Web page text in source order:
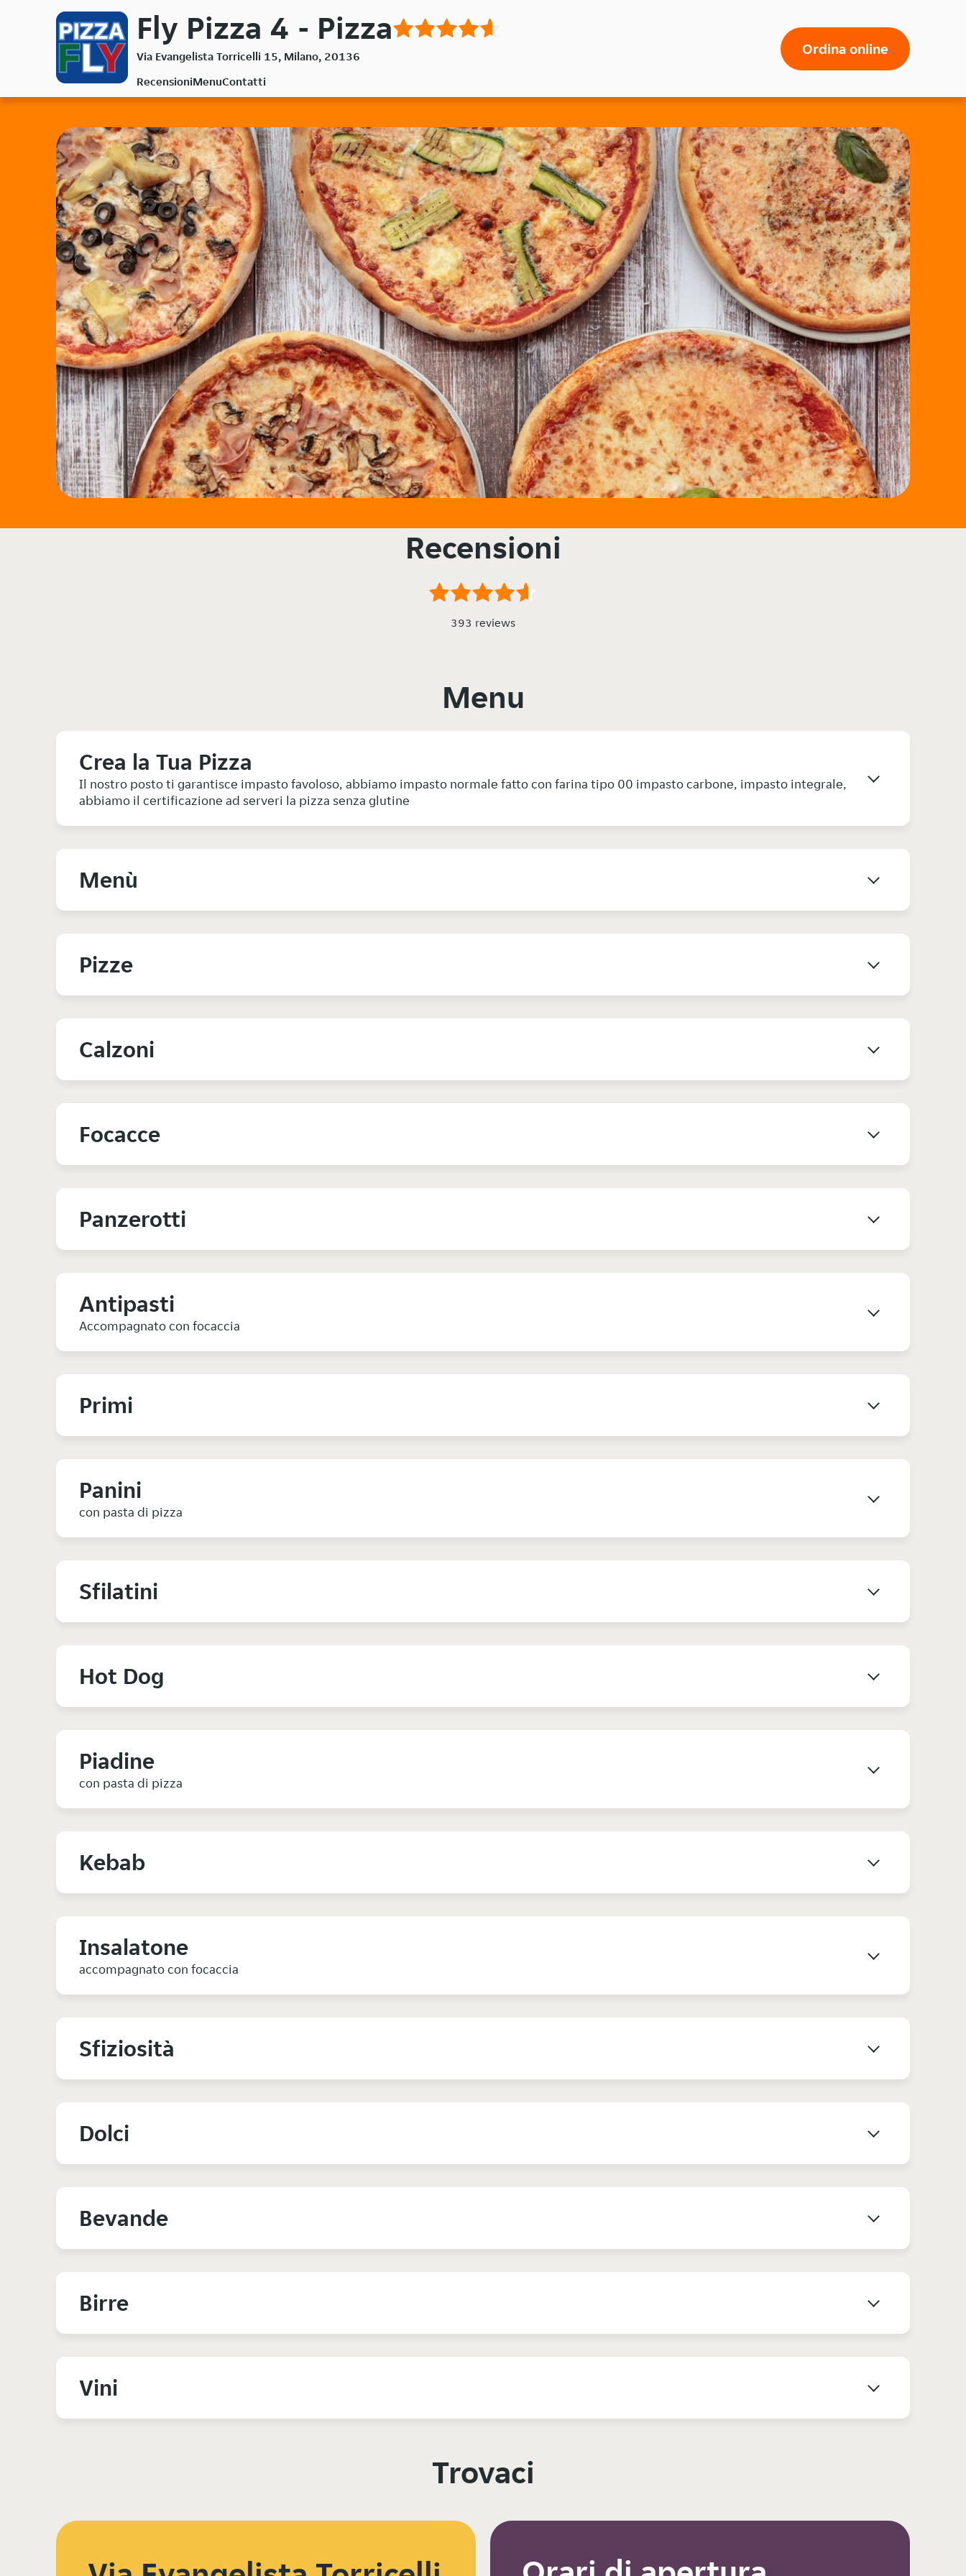
Fly Pizza 4 - Pizza
Via Evangelista Torricelli 15, Milano, 20136 Ordina online
RecensioniMenuContatti
Recensioni
393 reviews
Menu
Crea la Tua Pizza
Il nostro posto ti garantisce impasto favoloso, abbiamo impasto normale fatto con farina tipo 00 impasto carbone, impasto integrale,
abbiamo il certificazione ad serveri la pizza senza glutine
Menù
Pizze
Calzoni
Focacce
Panzerotti
Antipasti
Accompagnato con focaccia
Primi
Panini
con pasta di pizza
Sfilatini
Hot Dog
Piadine
con pasta di pizza
Kebab
Insalatone
accompagnato con focaccia
Sfiziosità
Dolci
Bevande
Birre
Vini
Trovaci